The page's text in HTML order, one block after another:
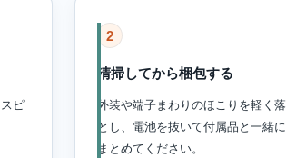
ピ
2
清掃してから梱包する
外装や端子まわりのほこりを軽く落
とし、電池を抜いて付属品と一緒に
まとめてください。